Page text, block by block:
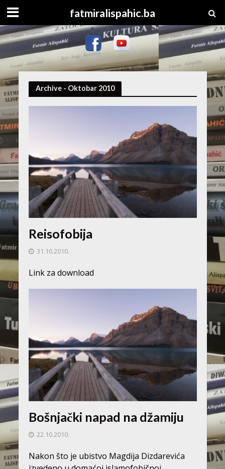
fatmiralispahic.ba
Archive - Oktobar 2010
Reisofobija
31.10.2010.
Link za download
Bošnjački napad na džamiju
22.10.2010.
Nakon što je ubistvo Magdija Dizdarevića